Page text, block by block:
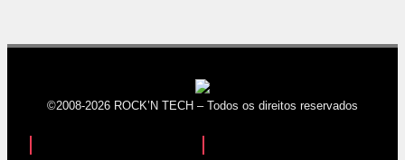
©2008-2026 ROCK’N TECH – Todos os direitos reservados